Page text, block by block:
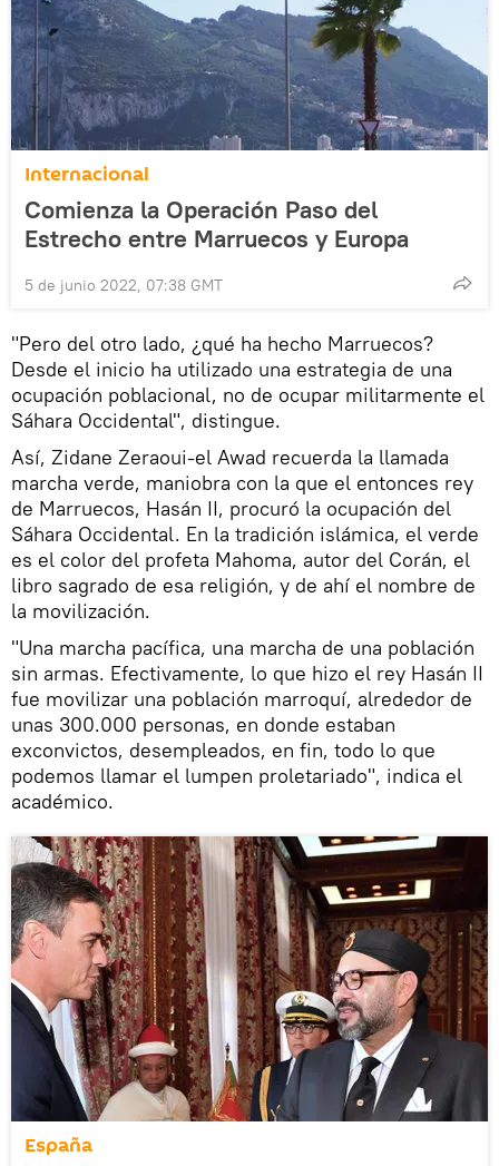
Internacional
Comienza la Operación Paso del
Estrecho entre Marruecos y Europa
5 de junio 2022, 07:38 GMT
"Pero del otro lado, ¿qué ha hecho Marruecos?
Desde el inicio ha utilizado una estrategia de una
ocupación poblacional, no de ocupar militarmente el
Sáhara Occidental", distingue.
Así, Zidane Zeraoui-el Awad recuerda la llamada
marcha verde, maniobra con la que el entonces rey
de Marruecos, Hasán II, procuró la ocupación del
Sáhara Occidental. En la tradición islámica, el verde
es el color del profeta Mahoma, autor del Corán, el
libro sagrado de esa religión, y de ahí el nombre de
la movilización.
"Una marcha pacífica, una marcha de una población
sin armas. Efectivamente, lo que hizo el rey Hasán II
fue movilizar una población marroquí, alrededor de
unas 300.000 personas, en donde estaban
exconvictos, desempleados, en fin, todo lo que
podemos llamar el lumpen proletariado", indica el
académico.
España